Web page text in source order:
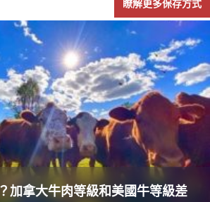
瞭解更多保存方式
加拿大牛肉等級和美國牛等級差